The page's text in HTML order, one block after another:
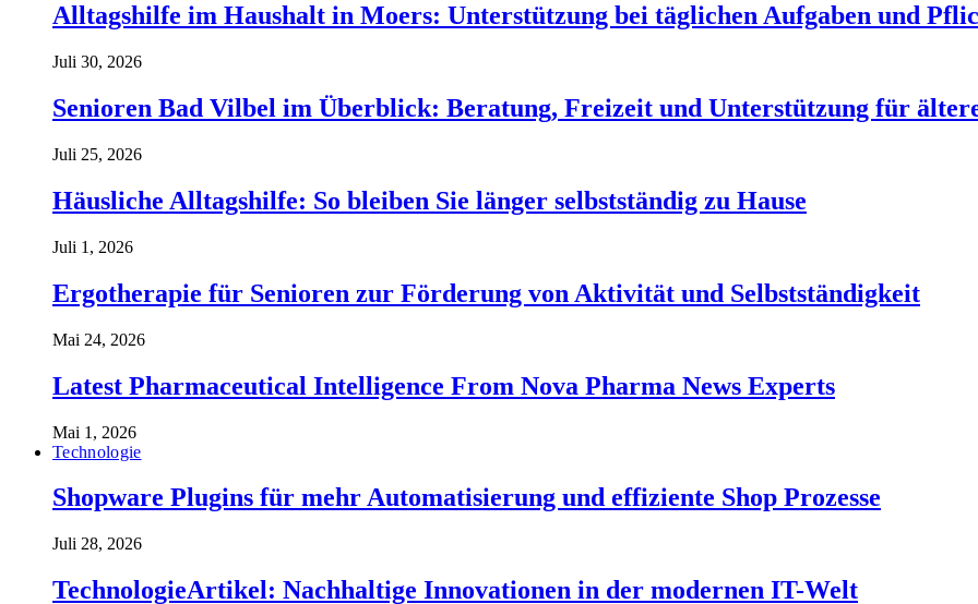
Alltagshilfe im Haushalt in Moers: Unterstützung bei täglichen Aufgaben und
Juli 30, 2026
Senioren Bad Vilbel im Überblick: Beratung, Freizeit und Unterstützung für
Juli 25, 2026
Häusliche Alltagshilfe: So bleiben Sie länger selbstständig zu Hause
Juli 1, 2026
Ergotherapie für Senioren zur Förderung von Aktivität und Selbstständigkeit
Mai 24, 2026
Latest Pharmaceutical Intelligence From Nova Pharma News Experts
Mai 1, 2026
Technologie
Shopware Plugins für mehr Automatisierung und effiziente Shop Prozesse
Juli 28, 2026
TechnologieArtikel: Nachhaltige Innovationen in der modernen IT-Welt